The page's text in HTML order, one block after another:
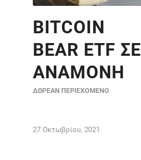
BITCOIN
BEAR ETF ΣΕ
ΑΝΑΜΟΝΉ
ΔΩΡΕΆΝ ΠΕΡΙΕΧΌΜΕΝΟ
27 Οκτωβρίου, 2021